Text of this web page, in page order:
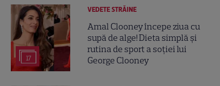
17
VEDETE STRĂINE
Amal Clooney începe ziua cu
supă de alge! Dieta simplă și
rutina de sport a soției lui
George Clooney